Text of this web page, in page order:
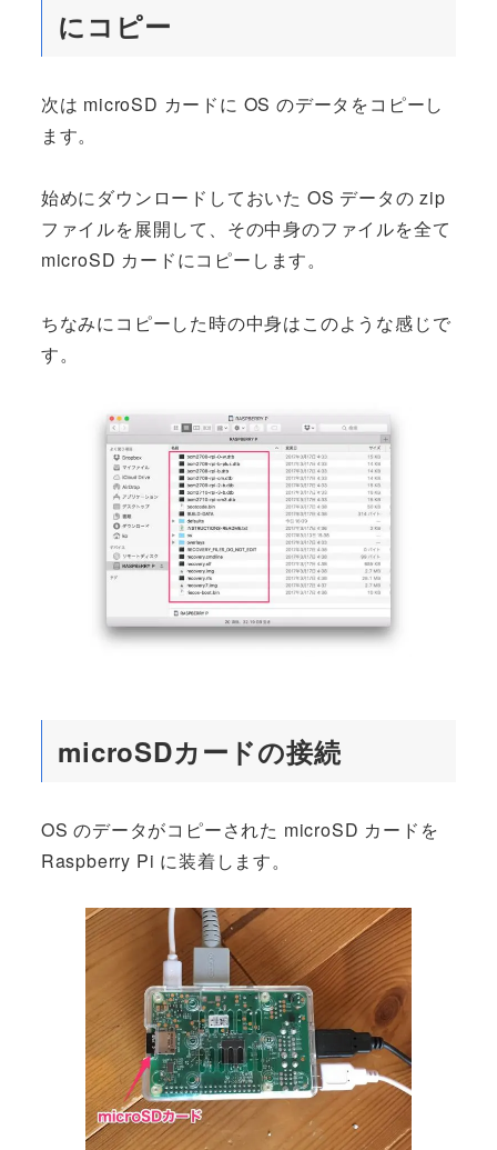
にコピー
次は microSD カードに OS のデータをコピーし
ます。
始めにダウンロードしておいた OS データの zip
ファイルを展開して、その中身のファイルを全て
microSD カードにコピーします。
ちなみにコピーした時の中身はこのような感じで
す。
microSDカードの接続
OS のデータがコピーされた microSD カードを
Raspberry Pi に装着します。